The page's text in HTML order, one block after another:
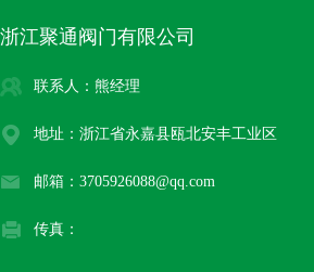
浙江聚通阀门有限公司
联系人：熊经理
地址：浙江省永嘉县瓯北安丰工业区
邮箱：3705926088@qq.com
传真：